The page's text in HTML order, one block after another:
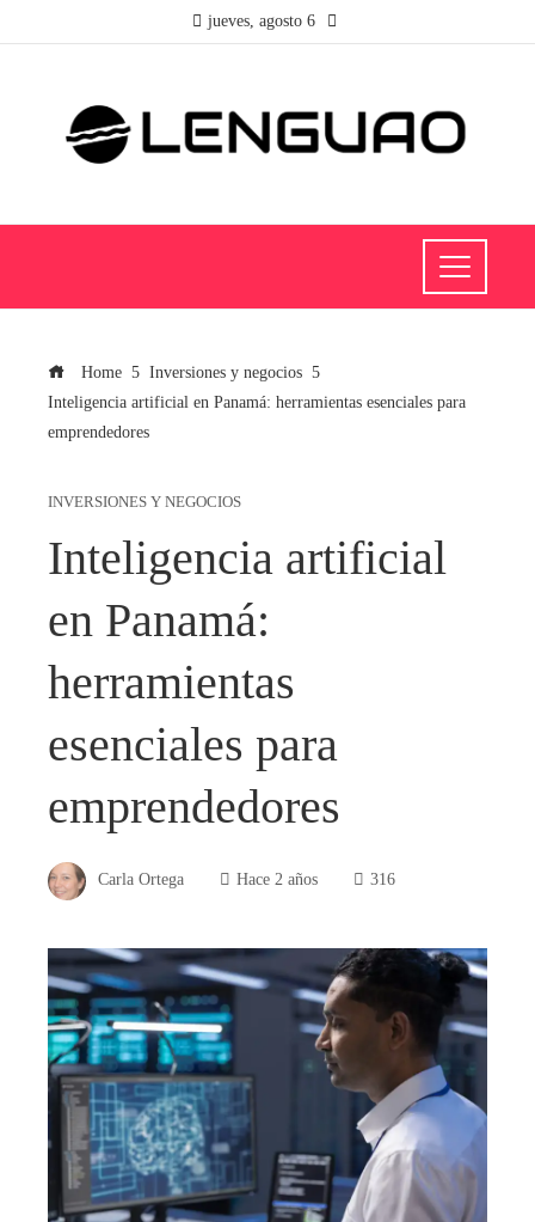
jueves, agosto 6
Home
Inversiones y negocios
Inteligencia artificial en Panamá: herramientas esenciales para
emprendedores
INVERSIONES Y NEGOCIOS
Inteligencia artificial
en Panamá:
herramientas
esenciales para
emprendedores
Carla Ortega Hace 2 años 316